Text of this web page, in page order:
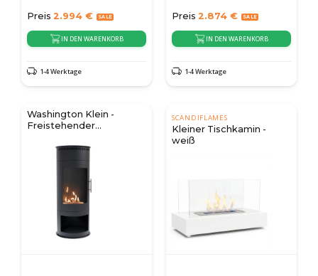
Preis 2.994 €
IN DEN WARENKORB
1-4 Werktage
Preis 2.874 €
IN DEN WARENKORB
1-4 Werktage
Washington Klein -
Freistehender
SCANDIFLAMES
Kleiner Tischkamin -
weiß